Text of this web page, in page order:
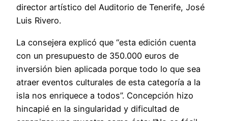
director artístico del Auditorio de Tenerife, José
Luis Rivero.
La consejera explicó que “esta edición cuenta
con un presupuesto de 350.000 euros de
inversión bien aplicada porque todo lo que sea
atraer eventos culturales de esta categoría a la
isla nos enriquece a todos”. Concepción hizo
hincapié en la singularidad y dificultad de